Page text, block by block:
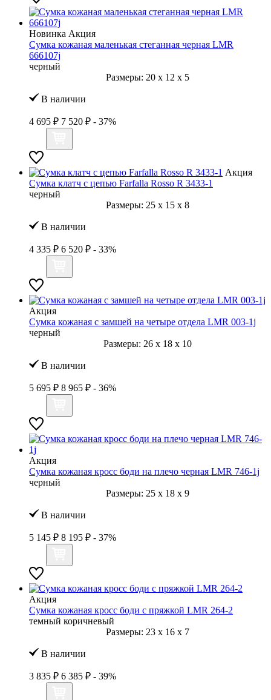
Новинка Акция
Сумка кожаная маленькая стеганная черная LMR
666107j
черный
Размеры: 20 x 12 x 5
В наличии
4 695 ₽ 7 520 ₽ - 37%
Акция
Сумка клатч с цепью Farfalla Rosso R 3433-1
черный
Размеры: 25 x 15 x 8
В наличии
4 335 ₽ 6 520 ₽ - 33%
Акция
Сумка кожаная с замшей на четыре отдела LMR 003-1j
черный
Размеры: 26 x 18 x 10
В наличии
5 695 ₽ 8 965 ₽ - 36%
Акция
Сумка кожаная кросс боди на плечо черная LMR 746-1j
черный
Размеры: 25 x 18 x 9
В наличии
5 145 ₽ 8 195 ₽ - 37%
Акция
Сумка кожаная кросс боди с пряжкой LMR 264-2
темный коричневый
Размеры: 23 x 16 x 7
В наличии
3 835 ₽ 6 385 ₽ - 39%